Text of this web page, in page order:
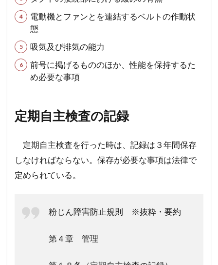
電動機とファンとを連結するベルトの作動状
態
吸気及び排気の能力
前号に掲げるもののほか、性能を保持するた
め必要な事項
定期自主検査の記録
定期自主検査を行った時は、記録は３年間保存
しなければならない。保存が必要な事項は法律で
定められている。
粉じん障害防止規則 ※抜粋・要約
第４章 管理